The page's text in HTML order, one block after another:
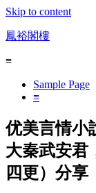
Skip to content
鳳裕閣樓
≡
Sample Page
≡
优美言情小
大秦武安君
四更）分享